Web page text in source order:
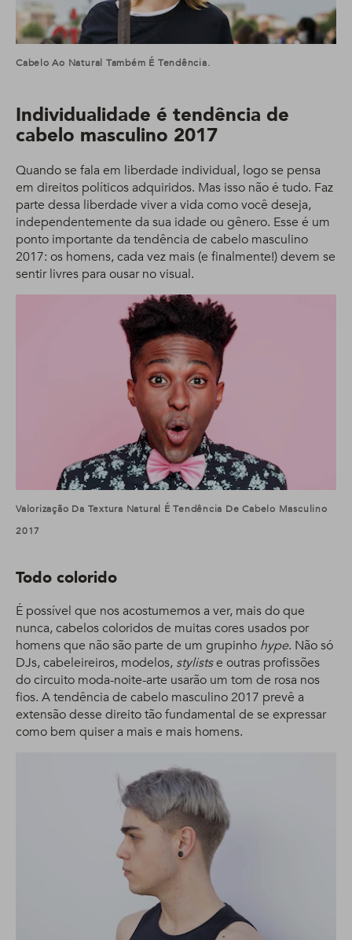
Cabelo Ao Natural Também É Tendência.
Individualidade é tendência de
cabelo masculino 2017
Quando se fala em liberdade individual, logo se pensa
em direitos políticos adquiridos. Mas isso não é tudo. Faz
parte dessa liberdade viver a vida como você deseja,
independentemente da sua idade ou gênero. Esse é um
ponto importante da tendência de cabelo masculino
2017: os homens, cada vez mais (e finalmente!) devem se
sentir livres para ousar no visual.
Valorização Da Textura Natural É Tendência De Cabelo Masculino
2017
Todo colorido
É possível que nos acostumemos a ver, mais do que
nunca, cabelos coloridos de muitas cores usados por
homens que não são parte de um grupinho hype. Não só
DJs, cabeleireiros, modelos, stylistse outras profissões
do circuito moda-noite-arte usarão um tom de rosa nos
fios. A tendência de cabelo masculino 2017 prevê a
extensão desse direito tão fundamental de se expressar
como bem quiser a mais e mais homens.